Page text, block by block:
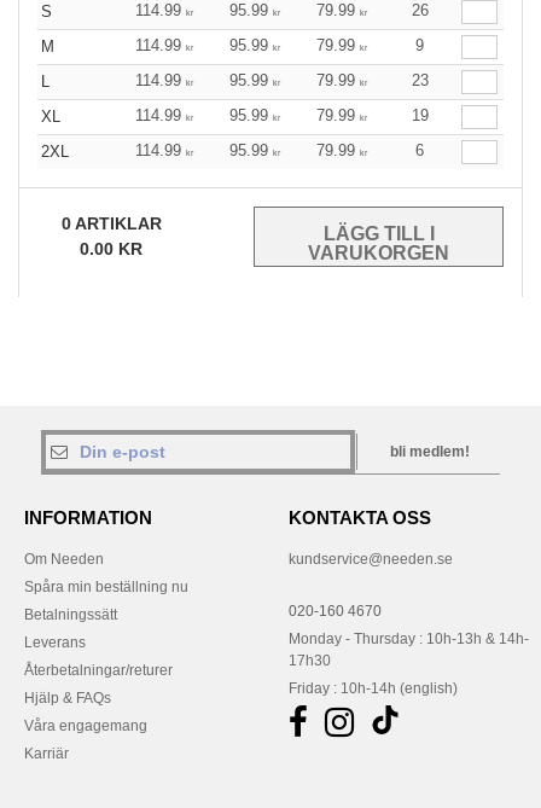
S 114.99 kr 95.99 kr 79.99 kr
26
M
114.99 kr 95.99 kr 79.99 kr
9
L
114.99 kr 95.99 kr 79.99 kr
23
XL
114.99 kr 95.99 kr 79.99 kr
19
2XL
114.99 kr 95.99 kr 79.99 kr 6
0ARTIKLAR
0.00 KR
bli medlem!
INFORMATION
Om Needen
Spåra min beställning nu
Betalningssätt
Leverans
Återbetalningar/returer
Hjälp & FAQs
Våra engagemang
Karriär
KONTAKTA OSS
kundservice@needen.se
020-160 4670
Monday - Thursday : 10h-13h & 14h-
17h30
Friday : 10h-14h (english)